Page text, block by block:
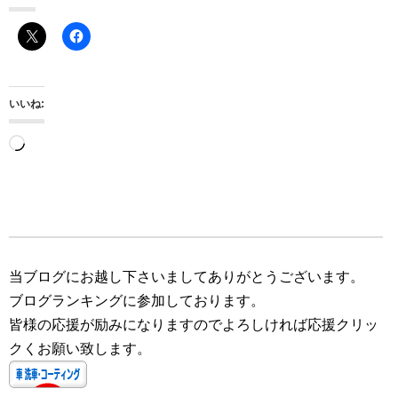
いいね:
読
中…
当ブログにお越し下さいましてありがとうございます。
ブログランキングに参加しております。
皆様の応援が励みになりますのでよろしければ応援クリッ
クくお願い致します。